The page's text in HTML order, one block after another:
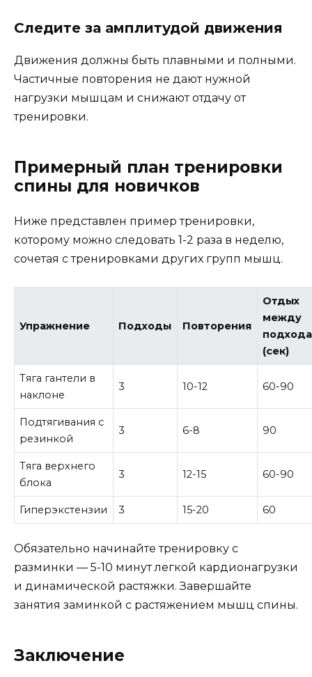
Следите за амплитудой движения
Движения должны быть плавными и полными.
Частичные повторения не дают нужной
нагрузки мышцам и снижают отдачу от
тренировки.
Примерный план тренировки
спины для новичков
Ниже представлен пример тренировки,
которому можно следовать 1-2 раза в неделю,
сочетая с тренировками других групп мышц.
Упражнение Подходы Повторения
Отдых
между
(сек)
Тяга гантели в
наклоне
3 10-12 60-90
Подтягивания с
резинкой
3 6-8 90
Тяга верхнего
блока
3 12-15 60-90
Гиперэкстензии 3 15-20 60
Обязательно начинайте тренировку с
разминки — 5-10 минут легкой кардионагрузки
и динамической растяжки. Завершайте
занятия заминкой с растяжением мышц спины.
Заключение